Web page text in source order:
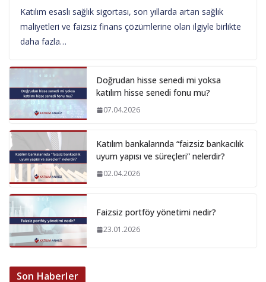
Katılım esaslı sağlık sigortası, son yıllarda artan sağlık
maliyetleri ve faizsiz finans çözümlerine olan ilgiyle birlikte
daha fazla…
Doğrudan hisse senedi mi yoksa
katılım hisse senedi fonu mu?
07.04.2026
Katılım bankalarında “faizsiz bankacılık
uyum yapısı ve süreçleri” nelerdir?
02.04.2026
Faizsiz portföy yönetimi nedir?
23.01.2026
Son Haberler